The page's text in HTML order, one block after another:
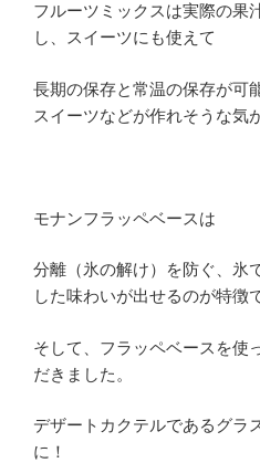
フルーツミックスは実際の果
し、スイーツにも使えて
長期の保存と常温の保存が可
スイーツなどが作れそうな気
モナンフラッペベースは
分離（氷の解け）を防ぐ、氷
した味わいが出せるのが特徴
そして、フラッペベースを使
だきました。
デザートカクテルであるグラ
に！